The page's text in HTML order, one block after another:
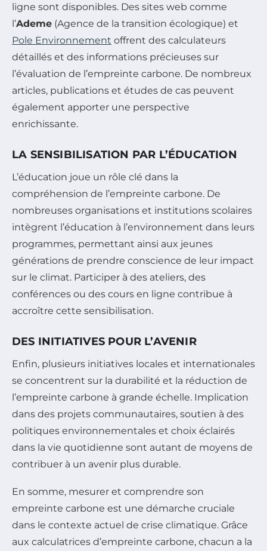
ligne sont disponibles. Des sites web comme
l’Ademe (Agence de la transition écologique) et
Pole Environnement offrent des calculateurs
détaillés et des informations précieuses sur
l’évaluation de l’empreinte carbone. De nombreux
articles, publications et études de cas peuvent
également apporter une perspective
enrichissante.
LA SENSIBILISATION PAR L’ÉDUCATION
L’éducation joue un rôle clé dans la
compréhension de l’empreinte carbone. De
nombreuses organisations et institutions scolaires
intègrent l’éducation à l’environnement dans leurs
programmes, permettant ainsi aux jeunes
générations de prendre conscience de leur impact
sur le climat. Participer à des ateliers, des
conférences ou des cours en ligne contribue à
accroître cette sensibilisation.
DES INITIATIVES POUR L’AVENIR
Enfin, plusieurs initiatives locales et internationales
se concentrent sur la durabilité et la réduction de
l’empreinte carbone à grande échelle. Implication
dans des projets communautaires, soutien à des
politiques environnementales et choix éclairés
dans la vie quotidienne sont autant de moyens de
contribuer à un avenir plus durable.
En somme, mesurer et comprendre son
empreinte carbone est une démarche cruciale
dans le contexte actuel de crise climatique. Grâce
aux calculatrices d’empreinte carbone, chacun a la